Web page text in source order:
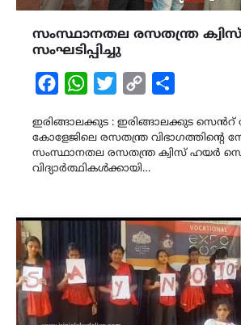
സംസ്ഥാനതല രസതന്ത്ര ക്വിസ്
സംഘടിപ്പിച്ചു
FacebookWhatsAppTwitterCopy
ഇരിങ്ങാലക്കുട : ഇരിങ്ങാലക്കുട
കോളേജിലെ രസതന്ത്ര വിഭാഗത്തിന്റെ
സംസ്ഥാനതല രസതന്ത്ര ക്വിസ് ഹയർ
വിദ്യാർത്ഥികൾക്കായി…